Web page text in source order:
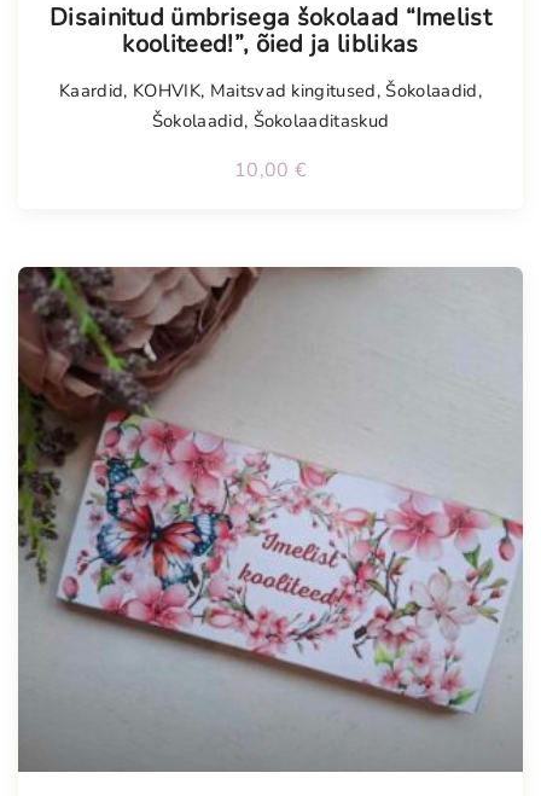
Disainitud ümbrisega šokolaad “Imelist
kooliteed!”, õied ja liblikas
Kaardid, KOHVIK, Maitsvad kingitused,Šokolaadid,
Šokolaadid, Šokolaaditaskud
10,00 €